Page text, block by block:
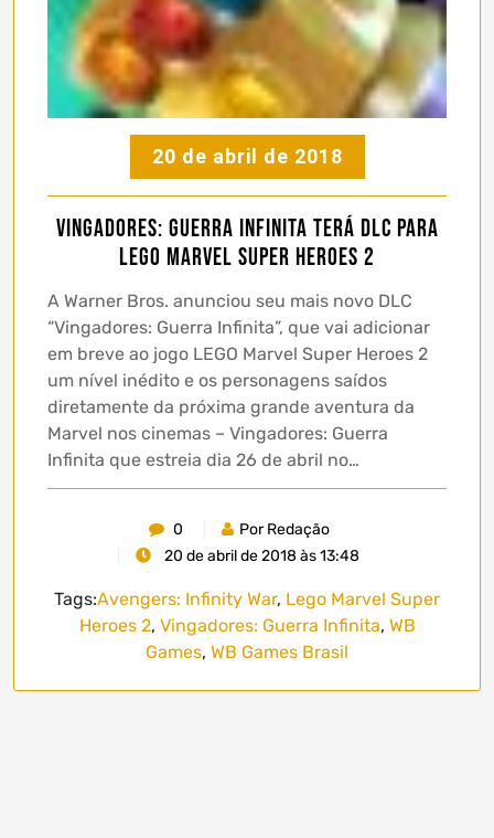
20 de abril de 2018
Vingadores: Guerra Infinita terá DLC para
LEGO Marvel Super Heroes 2
A Warner Bros. anunciou seu mais novo DLC
“Vingadores: Guerra Infinita”, que vai adicionar
em breve ao jogo LEGO Marvel Super Heroes 2
um nível inédito e os personagens saídos
diretamente da próxima grande aventura da
Marvel nos cinemas – Vingadores: Guerra
Infinita que estreia dia 26 de abril no…
0
Por Redação
20 de abril de 2018 às 13:48
Tags:Avengers: Infinity War, Lego Marvel Super
Heroes 2, Vingadores: Guerra Infinita, WB
Games, WB Games Brasil